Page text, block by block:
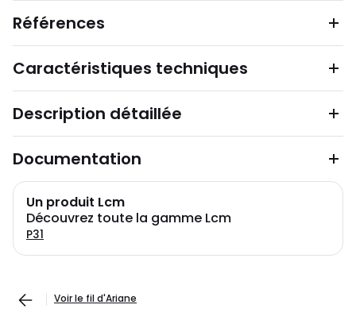
Références
Caractéristiques techniques
Description détaillée
Documentation
Un produit Lcm
Découvrez toute la gamme Lcm
P31
Voir le fil d'Ariane